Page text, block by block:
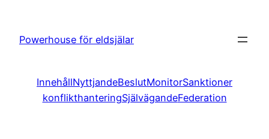
innehåll
Powerhouse för eldsjälar
InnehållNyttjandeBeslutMonitorSanktioner
konflikthanteringSjälvägandeFederation